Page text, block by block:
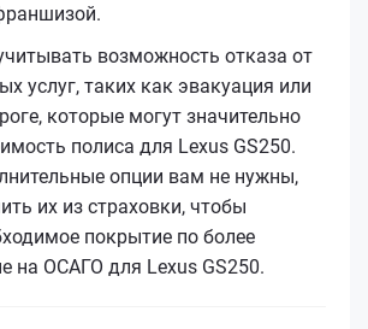
возможность отказа от
услуг, таких как эвакуация или
которые могут значительно
полиса для Lexus GS250.
опции вам не нужны,
их из страховки, чтобы
покрытие по более
на ОСАГО для Lexus GS250.